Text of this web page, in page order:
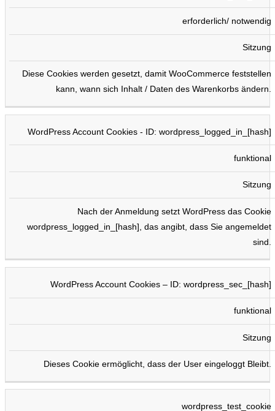
erforderlich/ notwendig
Sitzung
Diese Cookies werden gesetzt, damit WooCommerce feststellen
kann, wann sich Inhalt / Daten des Warenkorbs ändern.
WordPress Account Cookies - ID: wordpress_logged_in_[hash]
funktional
Sitzung
Nach der Anmeldung setzt WordPress das Cookie
wordpress_logged_in_[hash], das angibt, dass Sie angemeldet
sind.
WordPress Account Cookies – ID: wordpress_sec_[hash]
funktional
Sitzung
Dieses Cookie ermöglicht, dass der User eingeloggt Bleibt.
wordpress_test_cookie